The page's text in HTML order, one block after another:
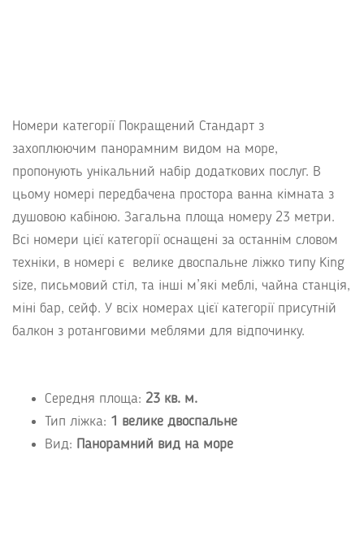
Номери категорії Покращений Стандарт з
захоплюючим панорамним видом на море,
пропонують унікальний набір додаткових послуг. В
цьому номері передбачена простора ванна кімната з
душовою кабіною. Загальна площа номеру 23 метри.
Всі номери цієї категорії оснащені за останнім словом
техніки, в номері є велике двоспальне ліжко типу King
size, письмовий стіл, та інші м’які меблі, чайна станція,
міні бар, сейф. У всіх номерах цієї категорії присутній
балкон з ротанговими меблями для відпочинку.
Середня площа: 23 кв. м.
Тип ліжка: 1 велике двоспальне
Вид: Панорамний вид на море